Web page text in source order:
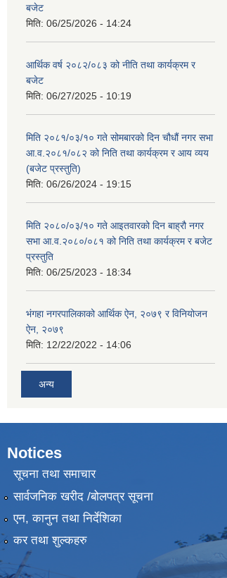
बजेट
मिति: 06/25/2026 - 14:24
आर्थिक वर्ष २०८२/०८३ को नीति तथा कार्यक्रम र
बजेट
मिति: 06/27/2025 - 10:19
मिति २०८१/०३/१० गते सोमबारको दिन चौधौं नगर सभा
आ.व.२०८१/०८२ को निति तथा कार्यक्रम र आय व्यय
(बजेट प्रस्तुति)
मिति: 06/26/2024 - 19:15
मिति २०८०/०३/१० गते आइतवारको दिन बाह्रौ नगर
सभा आ.व.२०८०/०८१ को निति तथा कार्यक्रम र बजेट
प्रस्तुति
मिति: 06/25/2023 - 18:34
भंगहा नगरपालिकाको आर्थिक ऐन, २०७९ र विनियोजन
ऐन, २०७९
मिति: 12/22/2022 - 14:06
अन्य
Notices
सूचना तथा समाचार
सार्वजनिक खरीद /बोलपत्र सूचना
एन, कानुन तथा निर्देशिका
कर तथा शुल्कहरु